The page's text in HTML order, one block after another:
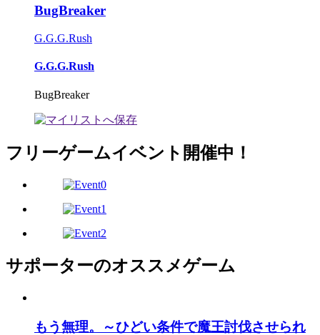
BugBreaker
G.G.G.Rush
G.G.G.Rush
BugBreaker
フリーゲームイベント開催中！
サポーターのオススメゲーム
もう無理。～ひどい条件で魔王討伐させられ